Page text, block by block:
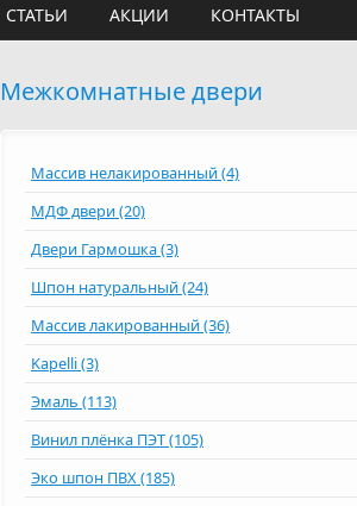
СТАТЬИ АКЦИИ КОНТАКТЫ
Межкомнатные двери
Массив нелакированный (4)
МДФ двери (20)
Двери Гармошка (3)
Шпон натуральный (24)
Массив лакированный (36)
Kapelli (3)
Эмаль (113)
Винил плёнка ПЭТ (105)
Эко шпон ПВХ (185)